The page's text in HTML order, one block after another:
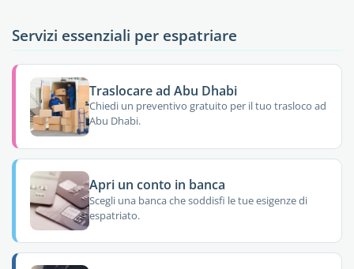
Servizi essenziali per espatriare
Traslocare ad Abu Dhabi
Chiedi un preventivo gratuito per il tuo trasloco ad
Abu Dhabi.
Apri un conto in banca
Scegli una banca che soddisfi le tue esigenze di
espatriato.